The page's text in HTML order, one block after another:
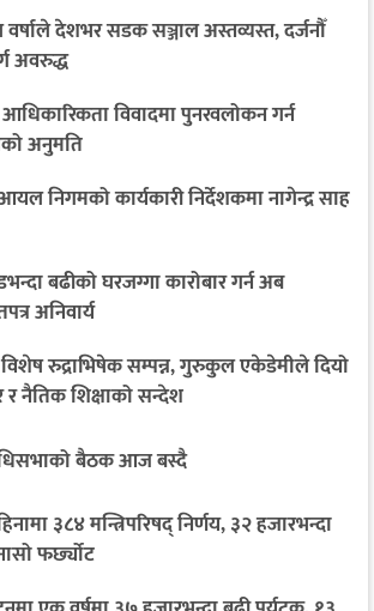
देशभर सडक सञ्जाल अस्तव्यस्त, दर्जनौँ
अवरुद्ध
विवादमा पुनरवलोकन गर्न
अनुमति
निगमको कार्यकारी निर्देशकमा नागेन्द्र साह
बढीको घरजग्गा कारोबार गर्न अब
अनिवार्य
रुद्राभिषेक सम्पन्न, गुरुकुल एकेडेमीले दियो
नैतिक शिक्षाको सन्देश
बैठक आज बस्दै
३८४ मन्त्रिपरिषद् निर्णय, ३२ हजारभन्दा
फर्छ्योट